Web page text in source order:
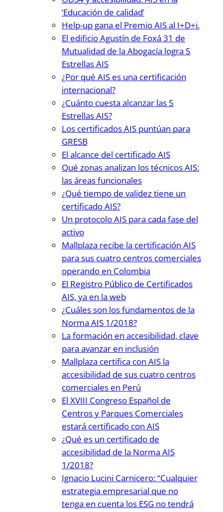
‘Educación de calidad’
Help-up gana el Premio AIS al I+D+i.
El edificio Agustín de Foxá 31 de
Mutualidad de la Abogacía logra 5
Estrellas AIS
¿Por qué AIS es una certificación
internacional?
¿Cuánto cuesta alcanzar las 5
Estrellas AIS?
Los certificados AIS puntúan para
GRESB
El alcance del certificado AIS
Qué zonas analizan los técnicos AIS:
las áreas funcionales
¿Qué tiempo de validez tiene un
certificado AIS?
Un protocolo AIS para cada fase del
activo
Mallplaza recibe la certificación AIS
para sus cuatro centros comerciales
operando en Colombia
El Registro Público de Certificados
AIS, ya en la web
¿Cuáles son los fundamentos de la
Norma AIS 1/2018?
La formación en accesibilidad, clave
para avanzar en inclusión
Mallplaza certifica con AIS la
accesibilidad de sus cuatro centros
comerciales en Perú
El XVIII Congreso Español de
Centros y Parques Comerciales
estará certificado con AIS
¿Qué es un certificado de
accesibilidad de la Norma AIS
1/2018?
Ignacio Lucini Carnicero: “Cualquier
estrategia empresarial que no
tenga en cuenta los ESG no tendrá